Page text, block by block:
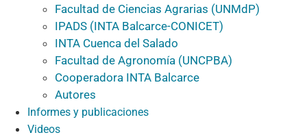
Facultad de Ciencias Agrarias (UNMdP)
IPADS (INTA Balcarce-CONICET)
INTA Cuenca del Salado
Facultad de Agronomía (UNCPBA)
Cooperadora INTA Balcarce
Autores
Informes y publicaciones
Videos